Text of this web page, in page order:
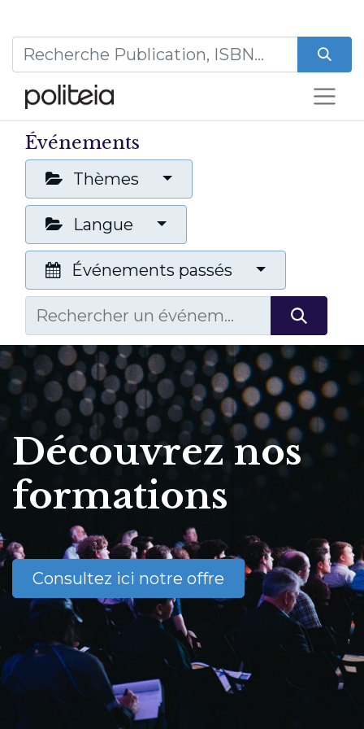
Événements
Thèmes
Langue
Événements passés
Découvrez nos
formations
Consultez ici notre offre